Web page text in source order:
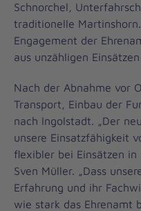
Schnorchel,
traditionelle
Engagement der
aus unzähligen
Nach der Abnahme vor
Transport, Einbau der
nach Ingolstadt. „Der
unsere Einsatzfähigkeit
flexibler bei Einsätzen in
Sven Müller. „Dass
Erfahrung und ihr
wie stark das Ehrenamt